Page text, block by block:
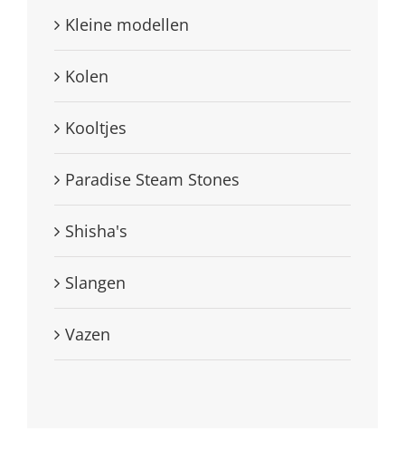
Kleine modellen
Kolen
Kooltjes
Paradise Steam Stones
Shisha's
Slangen
Vazen